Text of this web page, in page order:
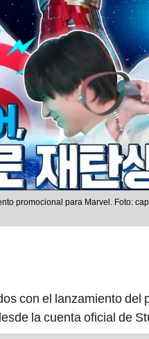
promocional para Marvel. Foto:
con el lanzamiento del
la cuenta oficial de